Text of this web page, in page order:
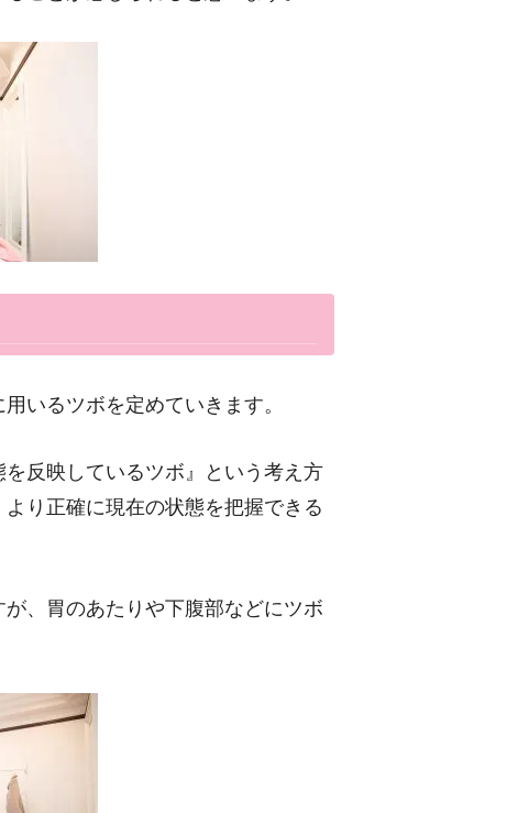
いるツボを定めていきます。
反映しているツボ』という考え方
り正確に現在の状態を把握できる
、胃のあたりや下腹部などにツボ